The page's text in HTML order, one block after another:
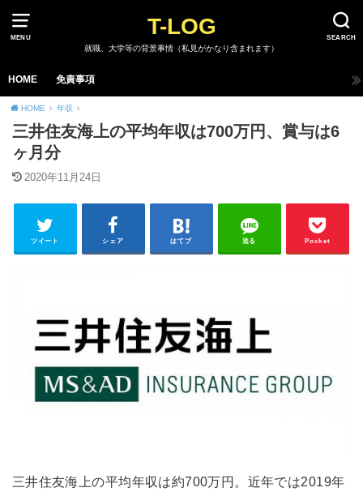
MENU SEARCH
T-LOG
就職、大学等の背景事情（私見がかなり含まれます）
HOME 免責事項
HOME 年収
三井住友海上の平均年収は700万円、賞与は6
ヶ月分
2020年11月24日
ツイート シェア はてブ 送る Pocket
三井住友海上の平均年収は約700万円。近年では2019年